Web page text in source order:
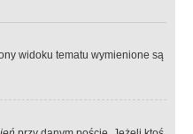
widoku tematu wymienione są